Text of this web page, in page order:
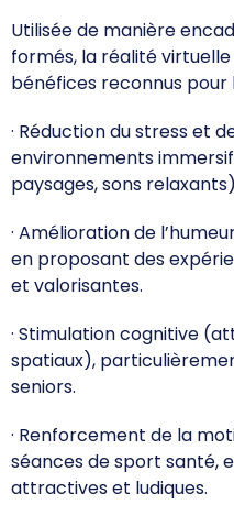
Utilisée de manière
formés, la réalité
bénéfices reconnus pour
· Réduction du stress et
environnements
paysages, sons
· Amélioration de
en proposant des
et valorisantes.
· Stimulation cognitive
spatiaux),
seniors.
· Renforcement de la
séances de sport santé,
attractives et ludiques.